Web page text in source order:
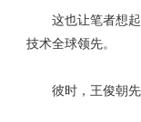
这也让笔者想
技术全球领先。
彼时，王俊朝